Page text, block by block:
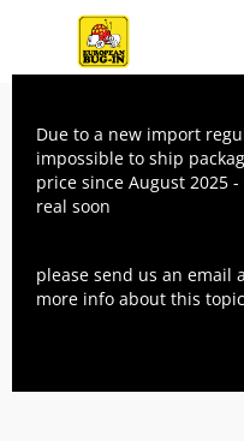
contentDue to a new import
impossible to ship
price since August 2025
real soon
please send us an email
more info about this